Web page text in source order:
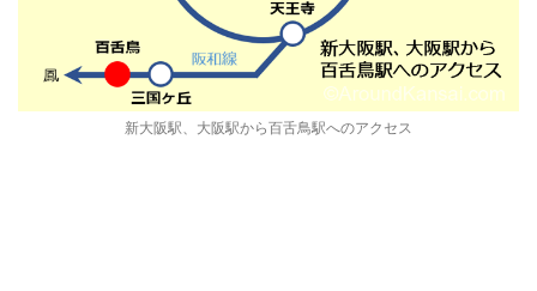
新大阪駅、大阪駅から百舌鳥駅へのアクセス